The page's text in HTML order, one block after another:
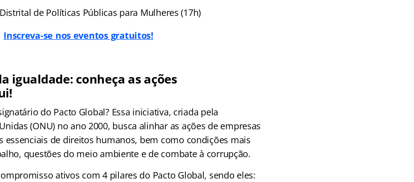
de Políticas Públicas para Mulheres (17h)
Inscreva-se nos eventos gratuitos!
igualdade: conheça as ações
do Pacto Global? Essa iniciativa, criada pela
(ONU) no ano 2000, busca alinhar as ações de empresas
essenciais de direitos humanos, bem como condições mais
questões do meio ambiente e de combate à corrupção.
ativos com 4 pilares do Pacto Global, sendo eles: